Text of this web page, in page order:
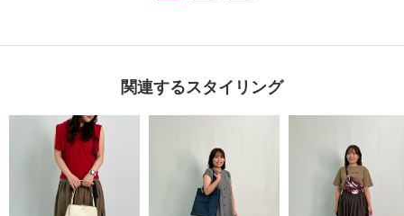
関連するスタイリング